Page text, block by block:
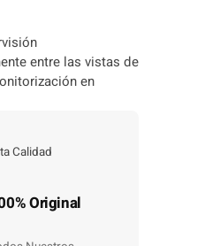
entre las vistas de
en
Calidad
Original